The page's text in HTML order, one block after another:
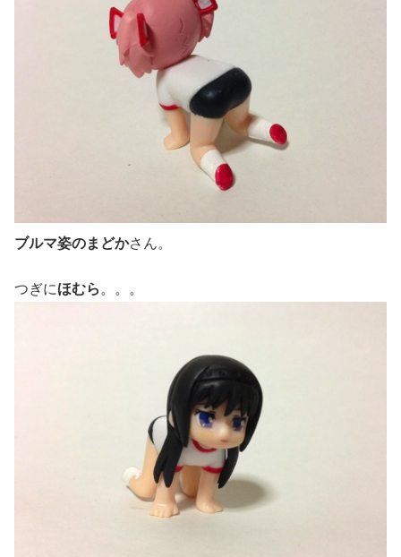
ブルマ姿のまどかさん。
つぎにほむら 。。。